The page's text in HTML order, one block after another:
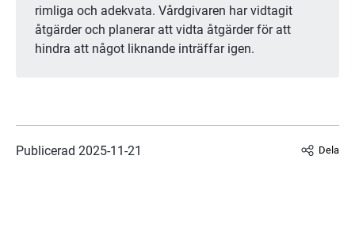
rimliga och adekvata. Vårdgivaren har vidtagit
åtgärder och planerar att vidta åtgärder för att
hindra att något liknande inträffar igen.
Publicerad 2025-11-21 Dela